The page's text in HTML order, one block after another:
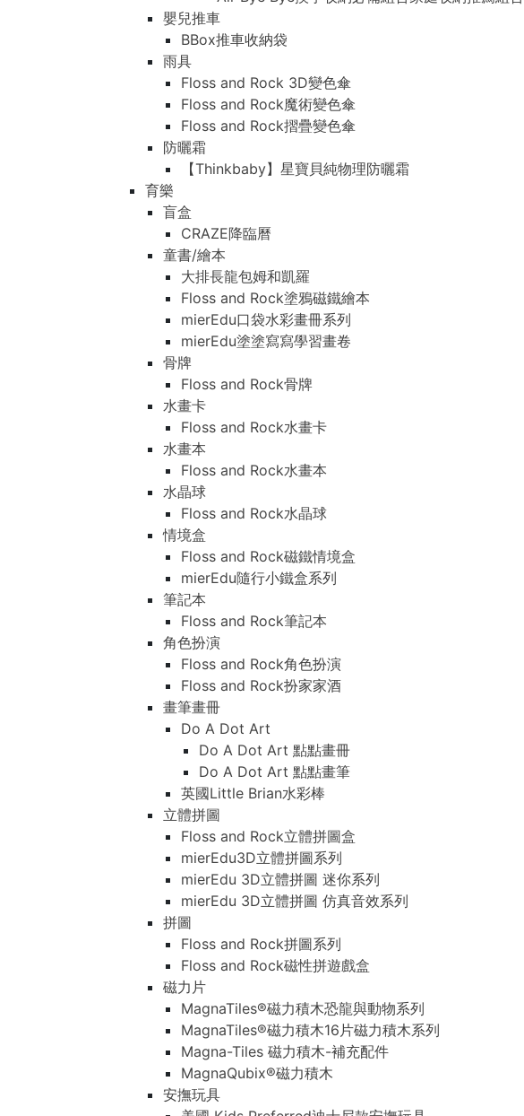
嬰兒推車
BBox推車收納袋
雨具
Floss and Rock 3D變色傘
Floss and Rock魔術變色傘
Floss and Rock摺疊變色傘
防曬霜
【Thinkbaby】星寶貝純物理防曬霜
育樂
盲盒
CRAZE降臨曆
童書/繪本
大排長龍包姆和凱羅
Floss and Rock塗鴉磁鐵繪本
mierEdu口袋水彩畫冊系列
mierEdu塗塗寫寫學習畫卷
骨牌
Floss and Rock骨牌
水畫卡
Floss and Rock水畫卡
水畫本
Floss and Rock水畫本
水晶球
Floss and Rock水晶球
情境盒
Floss and Rock磁鐵情境盒
mierEdu隨行小鐵盒系列
筆記本
Floss and Rock筆記本
角色扮演
Floss and Rock角色扮演
Floss and Rock扮家家酒
畫筆畫冊
Do A Dot Art
Do A Dot Art 點點畫冊
Do A Dot Art 點點畫筆
英國Little Brian水彩棒
立體拼圖
Floss and Rock立體拼圖盒
mierEdu3D立體拼圖系列
mierEdu 3D立體拼圖 迷你系列
mierEdu 3D立體拼圖 仿真音效系列
拼圖
Floss and Rock拼圖系列
Floss and Rock磁性拼遊戲盒
磁力片
MagnaTiles®磁力積木恐龍與動物系列
MagnaTiles®磁力積木16片磁力積木系列
Magna-Tiles 磁力積木-補充配件
MagnaQubix®磁力積木
安撫玩具